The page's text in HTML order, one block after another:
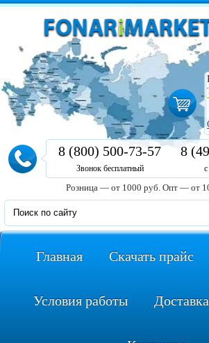
8 (800) 500-73-57
Звонок бесплатный
8
Розница — от 1000 руб. Опт — от
Главная Скачать прайс
Условия работы Доставка